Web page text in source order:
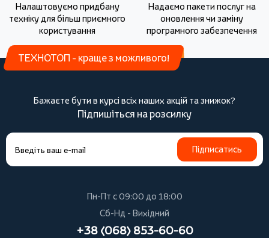
Налаштовуємо придбану
техніку для більш приємного
користування
Надаємо пакети послуг на
оновлення чи заміну
програмного забезпечення
ТЕХНОТОП - краще з можливого!
Бажаєте бути в курсі всіх наших акцій та знижок?
Підпишіться на розсилку
Підписатись
Пн-Пт с 09:00 до 18:00
Сб-Нд - Вихідний
+38 (068) 853-60-60